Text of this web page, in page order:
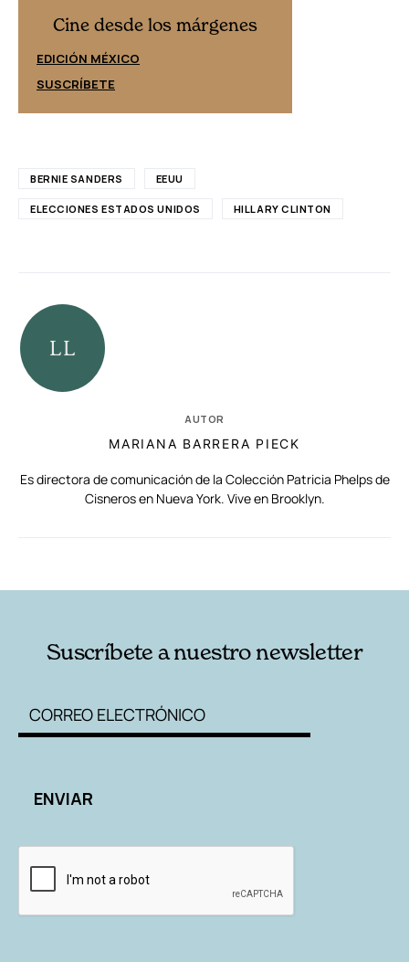
Cine desde los márgenes
EDICIÓN MÉXICO
SUSCRÍBETE
BERNIE SANDERS EEUU
ELECCIONES ESTADOS UNIDOS HILLARY CLINTON
AUTOR
MARIANA BARRERA PIECK
Es directora de comunicación de la Colección Patricia Phelps de
Cisneros en Nueva York. Vive en Brooklyn.
Suscríbete a nuestro newsletter